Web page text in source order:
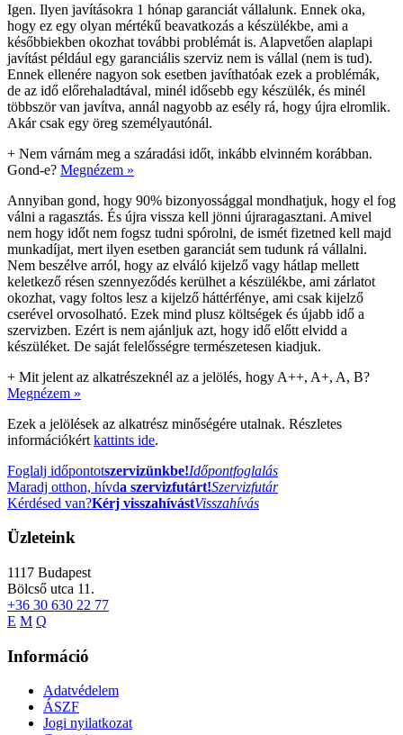
Igen. Ilyen javításokra 1 hónap garanciát vállalunk. Ennek oka,
hogy ez egy olyan mértékű beavatkozás a készülékbe, ami a
későbbiekben okozhat további problémát is. Alapvetően alaplapi
javítást például egy garanciális szerviz nem is vállal (nem is tud).
Ennek ellenére nagyon sok esetben javíthatóak ezek a problémák,
de az idő előrehaladtával, minél idősebb egy készülék, és minél
többször van javítva, annál nagyobb az esély rá, hogy újra elromlik.
Akár csak egy öreg személyautónál.
+ Nem várnám meg a száradási időt, inkább elvinném korábban.
Gond-e? Megnézem »
Annyiban gond, hogy 90% bizonyossággal mondhatjuk, hogy el fog
válni a ragasztás. És újra vissza kell jönni újraragasztani. Amivel
nem hogy időt nem fogsz tudni spórolni, de ismét fizetned kell majd
munkadíjat, mert ilyen esetben garanciát sem tudunk rá vállalni.
Nem beszélve arról, hogy az elváló kijelző vagy hátlap mellett
keletkező résen szennyeződés kerülhet a készülékbe, ami zárlatot
okozhat, vagy foltos lesz a kijelző háttérfénye, ami csak kijelző
cserével orvosolható. Ezek mind plusz költségek és újabb idő a
szervizben. Ezért is nem ajánljuk azt, hogy idő előtt elvidd a
készüléket. De saját felelősségre természetesen kiadjuk.
+ Mit jelent az alkatrészeknél az a jelölés, hogy A++, A+, A, B?
Megnézem »
Ezek a jelölések az alkatrész minőségére utalnak. Részletes
információkért kattints ide.
Foglalj időpontotszervizünkbe!Időpontfoglalás
Maradj otthon, hívda szervizfutárt!Szervizfutár
Kérdésed van?Kérj visszahívástVisszahívás
Üzleteink
1117 Budapest
Bölcső utca 11.
+36 30 630 22 77
E M Q
Információ
Adatvédelem
ÁSZF
Jogi nyilatkozat